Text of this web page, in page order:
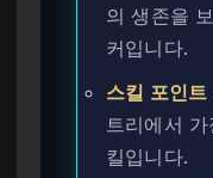
의 생존을
커입니다.
스킬 포인트
트리에서
킬입니다.